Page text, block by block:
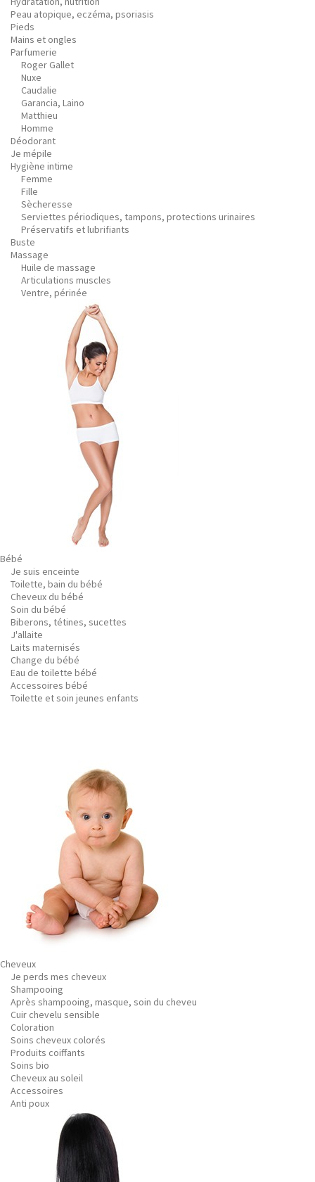
Peau atopique, eczéma, psoriasis
Pieds
Mains et ongles
Parfumerie
Roger Gallet
Nuxe
Caudalie
Garancia, Laino
Matthieu
Homme
Déodorant
Je mépile
Hygiène intime
Femme
Fille
Sècheresse
Serviettes périodiques, tampons, protections urinaires
Préservatifs et lubrifiants
Buste
Massage
Huile de massage
Articulations muscles
Ventre, périnée
Bébé
Je suis enceinte
Toilette, bain du bébé
Cheveux du bébé
Soin du bébé
Biberons, tétines, sucettes
J'allaite
Laits maternisés
Change du bébé
Eau de toilette bébé
Accessoires bébé
Toilette et soin jeunes enfants
Cheveux
Je perds mes cheveux
Shampooing
Après shampooing, masque, soin du cheveu
Cuir chevelu sensible
Coloration
Soins cheveux colorés
Produits coiffants
Soins bio
Cheveux au soleil
Accessoires
Anti poux